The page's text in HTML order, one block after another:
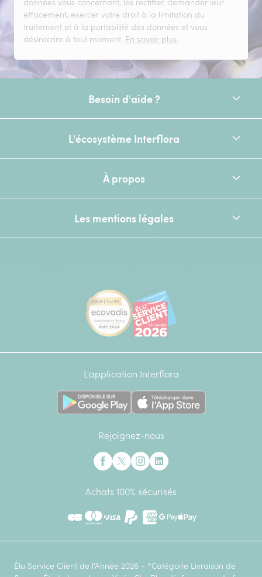
données vous concernant, les rectifier, demander leur
effacement, exercer votre droit à la limitation du
traitement et à la portabilité des données et vous
désinscrire à tout moment. En savoir plus.
Besoin d'aide ?
L'écosystème Interflora
À propos
Les mentions légales
[Ecovadis Gold Badge - Top 5%
L'application Interflora
Rejoignez-nous
Achats 100% sécurisés
CB Mastercard PaypalAmerican Express
Google Pay
Apple Pay
Élu Service Client de l'Année 2026 - *Catégorie Livraison de